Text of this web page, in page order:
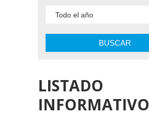
BUSCAR
LISTADO
INFORMATIVO